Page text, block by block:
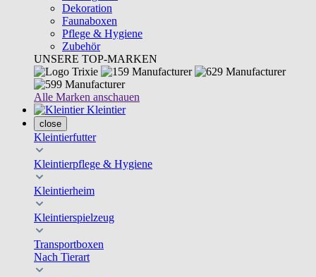
Dekoration
Faunaboxen
Pflege & Hygiene
Zubehör
UNSERE TOP-MARKEN
Alle Marken anschauen
Kleintier
close
Kleintierfutter
Kleintierpflege & Hygiene
Kleintierheim
Kleintierspielzeug
Transportboxen
Nach Tierart